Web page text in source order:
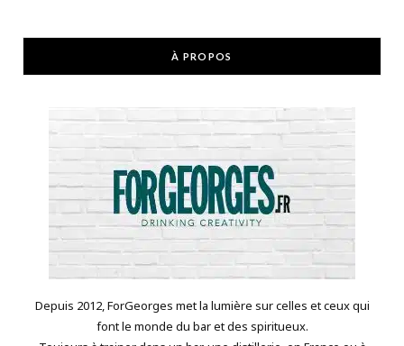
À PROPOS
Depuis 2012, ForGeorges met la lumière sur celles et ceux qui
font le monde du bar et des spiritueux.